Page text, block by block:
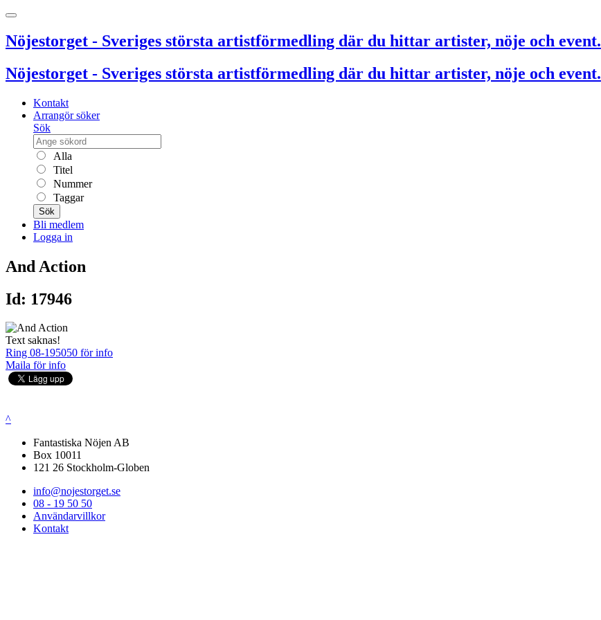
Nöjestorget - Sveriges största artistförmedling där du hittar artister, nöje och event.
Nöjestorget - Sveriges största artistförmedling där du hittar artister, nöje och event.
Kontakt
Arrangör söker
Sök
Alla
Titel
Nummer
Taggar
Sök
Bli medlem
Logga in
And Action
Id: 17946
Text saknas!
Ring 08-195050 för info
Maila för info
^
Fantastiska Nöjen AB
Box 10011
121 26 Stockholm-Globen
info@nojestorget.se
08 - 19 50 50
Användarvillkor
Kontakt